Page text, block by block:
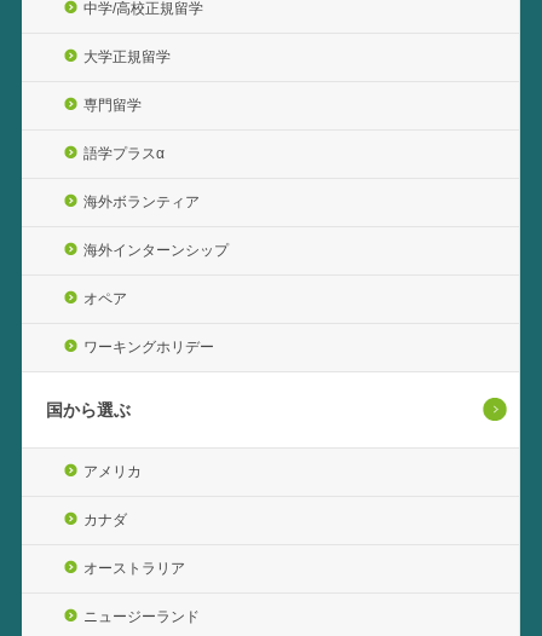
中学/高校正規留学
大学正規留学
専門留学
語学プラスα
海外ボランティア
海外インターンシップ
オペア
ワーキングホリデー
国から選ぶ
アメリカ
カナダ
オーストラリア
ニュージーランド